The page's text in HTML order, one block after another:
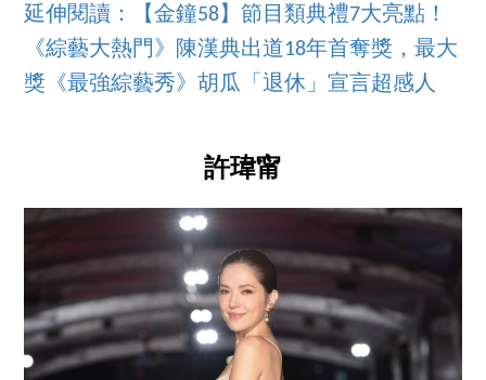
延伸閱讀：【金鐘58】節目類典禮7大亮點！
《綜藝大熱門》陳漢典出道18年首奪獎，最大
獎《最強綜藝秀》胡瓜「退休」宣言超感人
許瑋甯